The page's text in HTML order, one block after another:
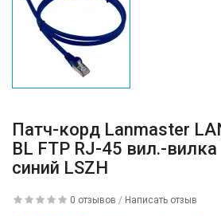
Патч-корд Lanmaster
BL FTP RJ-45 вил.-
синий LSZH
0 отзывов / Написать отзыв